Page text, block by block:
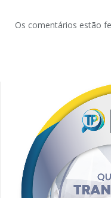
Os comentários estão